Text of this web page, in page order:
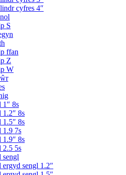
cyfres 4″
S
ffan
Z
W
8s
8s
8s
1.9 7s
8s
2.5 5s
sengl
sengl 1.2″